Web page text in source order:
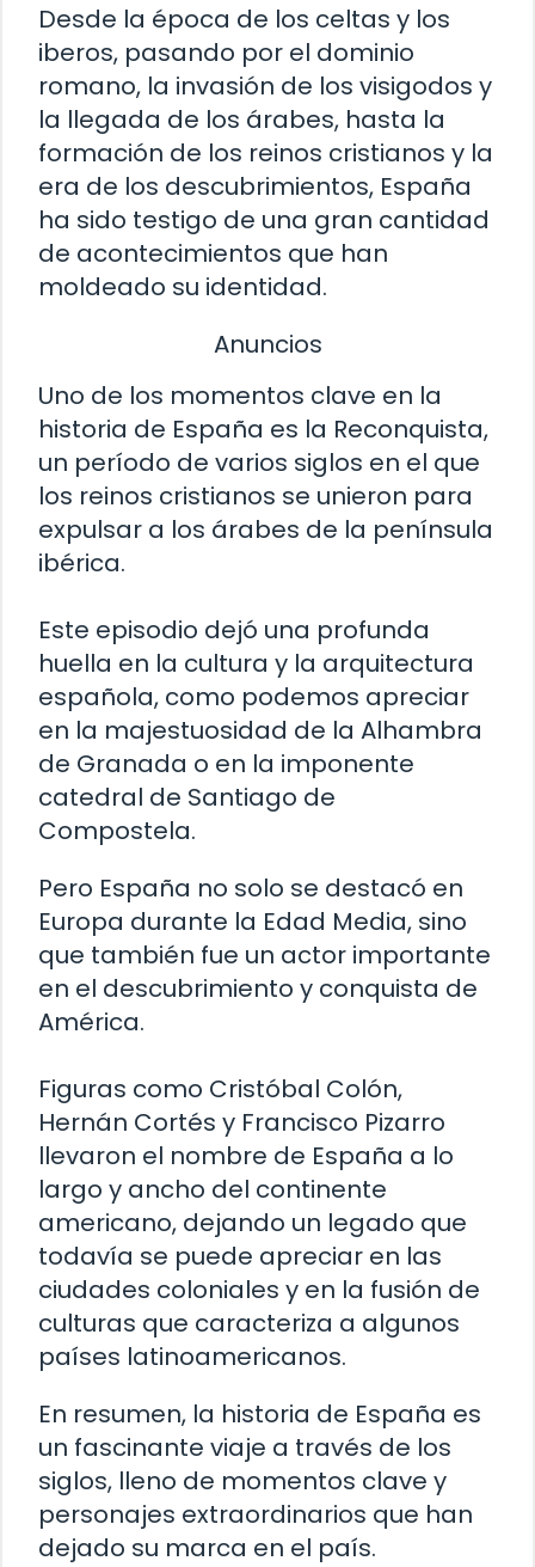
Desde la época de los celtas y los
iberos, pasando por el dominio
romano, la invasión de los visigodos y
la llegada de los árabes, hasta la
formación de los reinos cristianos y la
era de los descubrimientos, España
ha sido testigo de una gran cantidad
de acontecimientos que han
moldeado su identidad.
Anuncios
Uno de los momentos clave en la
historia de España es la Reconquista,
un período de varios siglos en el que
los reinos cristianos se unieron para
expulsar a los árabes de la península
ibérica.
Este episodio dejó una profunda
huella en la cultura y la arquitectura
española, como podemos apreciar
en la majestuosidad de la Alhambra
de Granada o en la imponente
catedral de Santiago de
Compostela.
Pero España no solo se destacó en
Europa durante la Edad Media, sino
que también fue un actor importante
en el descubrimiento y conquista de
América.
Figuras como Cristóbal Colón,
Hernán Cortés y Francisco Pizarro
llevaron el nombre de España a lo
largo y ancho del continente
americano, dejando un legado que
todavía se puede apreciar en las
ciudades coloniales y en la fusión de
culturas que caracteriza a algunos
países latinoamericanos.
En resumen, la historia de España es
un fascinante viaje a través de los
siglos, lleno de momentos clave y
personajes extraordinarios que han
dejado su marca en el país.